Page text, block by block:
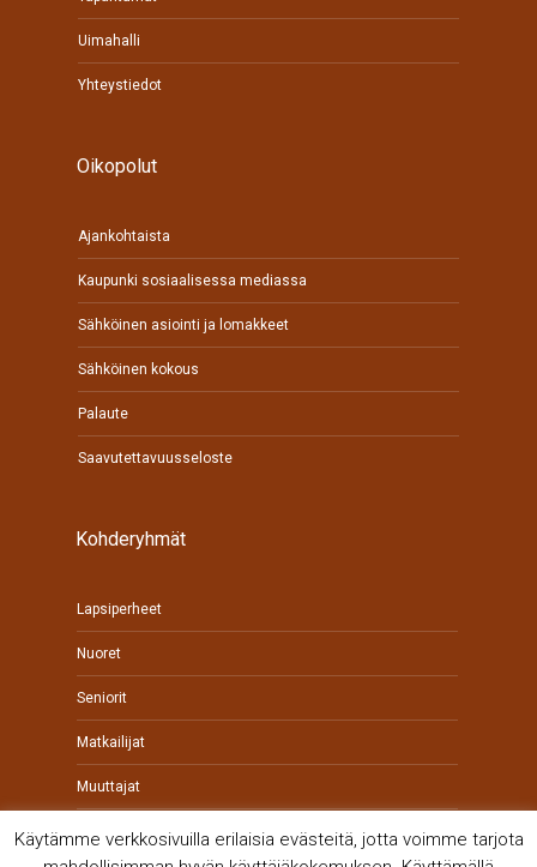
Uimahalli
Yhteystiedot
Oikopolut
Ajankohtaista
Kaupunki sosiaalisessa mediassa
Sähköinen asiointi ja lomakkeet
Sähköinen kokous
Palaute
Saavutettavuusseloste
Kohderyhmät
Lapsiperheet
Nuoret
Seniorit
Matkailijat
Muuttajat
Käytämme verkkosivuilla erilaisia evästeitä, jotta voimme tarjota